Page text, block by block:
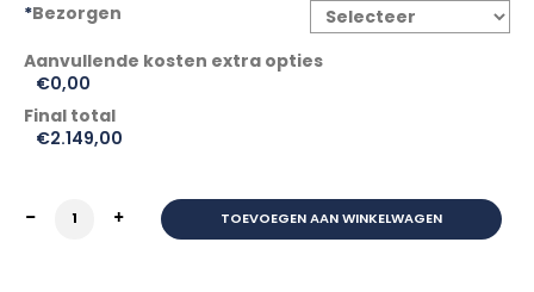
*Bezorgen
€0,00
Final total
€2.149,00
SYM FIDDLE II E5+ Bronze GREY 45km GRATIS
TOEVOEGEN AAN WINKELWAGEN